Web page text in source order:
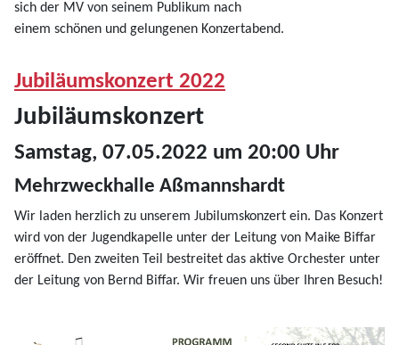
sich der MV von seinem Publikum nach
einem schönen und gelungenen Konzertabend.
Jubiläumskonzert 2022
Jubiläumskonzert
Samstag, 07.05.2022 um 20:00 Uhr
Mehrzweckhalle Aßmannshardt
Wir laden herzlich zu unserem Jubilumskonzert ein. Das Konzert
wird von der Jugendkapelle unter der Leitung von Maike Biffar
eröffnet. Den zweiten Teil bestreitet das aktive Orchester unter
der Leitung von Bernd Biffar. Wir freuen uns über Ihren Besuch!